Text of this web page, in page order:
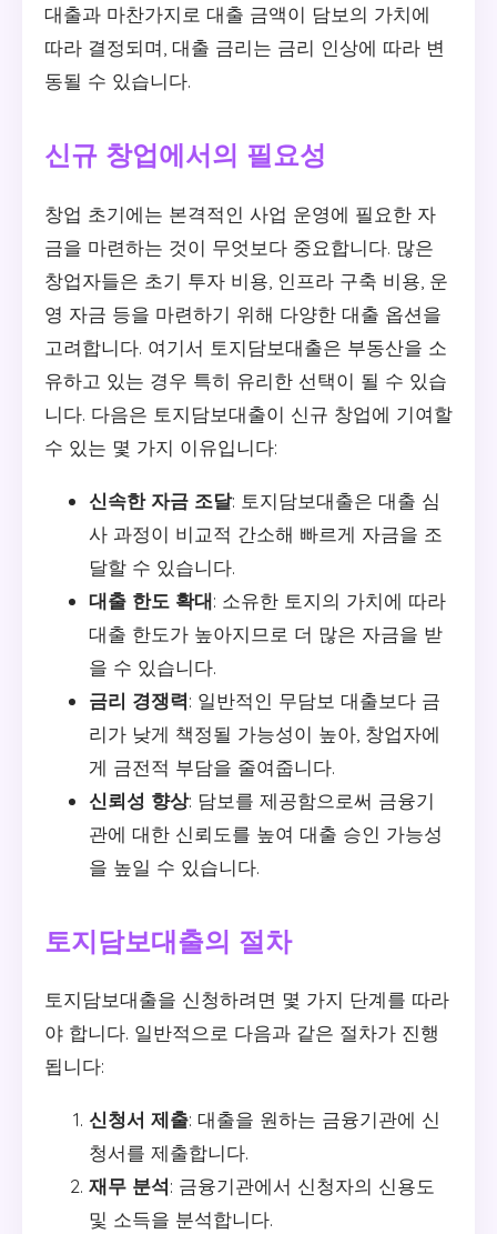
대출과 마찬가지로 대출 금액이 담보의 가치에
따라 결정되며, 대출 금리는 금리 인상에 따라 변
동될 수 있습니다.
신규 창업에서의 필요성
창업 초기에는 본격적인 사업 운영에 필요한 자
금을 마련하는 것이 무엇보다 중요합니다. 많은
창업자들은 초기 투자 비용, 인프라 구축 비용, 운
영 자금 등을 마련하기 위해 다양한 대출 옵션을
고려합니다. 여기서 토지담보대출은 부동산을 소
유하고 있는 경우 특히 유리한 선택이 될 수 있습
니다. 다음은 토지담보대출이 신규 창업에 기여할
수 있는 몇 가지 이유입니다:
신속한 자금 조달: 토지담보대출은 대출 심
사 과정이 비교적 간소해 빠르게 자금을 조
달할 수 있습니다.
대출 한도 확대: 소유한 토지의 가치에 따라
대출 한도가 높아지므로 더 많은 자금을 받
을 수 있습니다.
금리 경쟁력: 일반적인 무담보 대출보다 금
리가 낮게 책정될 가능성이 높아, 창업자에
게 금전적 부담을 줄여줍니다.
신뢰성 향상: 담보를 제공함으로써 금융기
관에 대한 신뢰도를 높여 대출 승인 가능성
을 높일 수 있습니다.
토지담보대출의 절차
토지담보대출을 신청하려면 몇 가지 단계를 따라
야 합니다. 일반적으로 다음과 같은 절차가 진행
됩니다:
신청서 제출: 대출을 원하는 금융기관에 신
청서를 제출합니다.
재무 분석: 금융기관에서 신청자의 신용도
및 소득을 분석합니다.